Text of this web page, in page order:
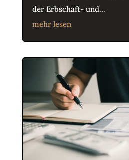
der Erbschaft- und...
mehr lesen